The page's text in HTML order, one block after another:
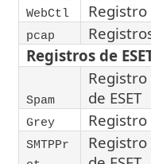
WebCtl Registro
pcap
Registros de
Spam
de ESET
Grey Registro
SMTPPr
Registro